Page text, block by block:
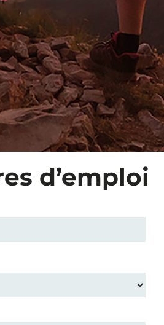
d’emploi